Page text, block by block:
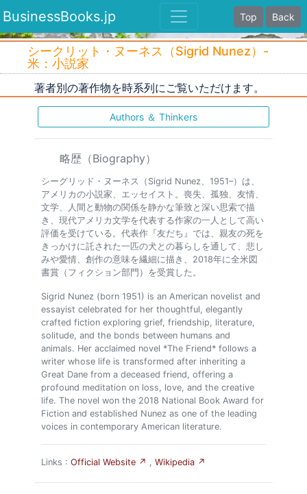
BusinessBooks.jp Top Back
シークリット・ヌーネス（Sigrid Nunez）-
米：小説家
著者別の著作物を時系列にご覧いただけます。
Authors ＆ Thinkers
略歴（Biography）
シーグリッド・ヌーネス（Sigrid Nunez、1951–）は、
アメリカの小説家、エッセイスト。喪失、孤独、友情、
文学、人間と動物の関係を静かな筆致と深い思索で描
き、現代アメリカ文学を代表する作家の一人として高い
評価を受けている。代表作『友だち』では、親友の死を
きっかけに託された一匹の犬との暮らしを通して、悲し
みや愛情、創作の意味を繊細に描き、2018年に全米図
書賞（フィクション部門）を受賞した。
Sigrid Nunez (born 1951) is an American novelist and
essayist celebrated for her thoughtful, elegantly
crafted fiction exploring grief, friendship, literature,
solitude, and the bonds between humans and
animals. Her acclaimed novel *The Friend* follows a
writer whose life is transformed after inheriting a
Great Dane from a deceased friend, offering a
profound meditation on loss, love, and the creative
life. The novel won the 2018 National Book Award for
Fiction and established Nunez as one of the leading
voices in contemporary American literature.
Links : Official Website ↗ , Wikipedia ↗